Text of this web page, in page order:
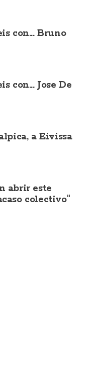
con... Bruno
con... Jose De
a Eivissa
abrir este
colectivo"